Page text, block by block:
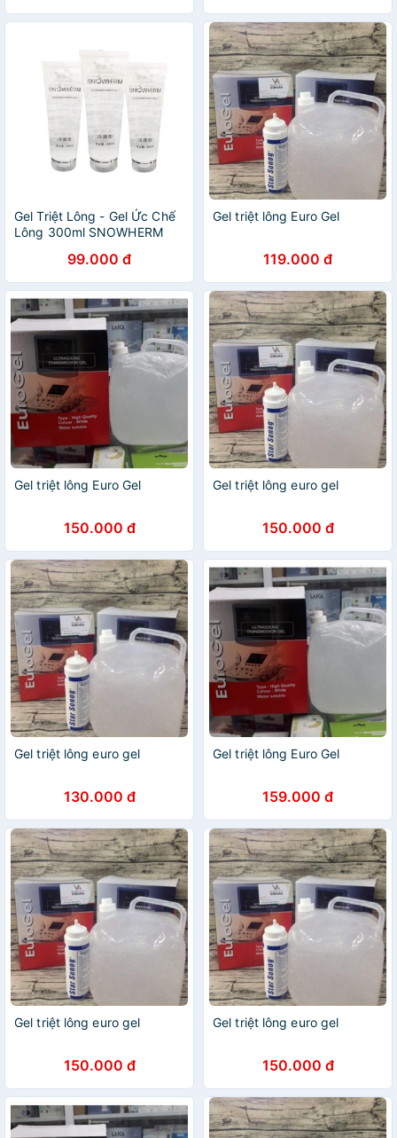
Gel Triệt Lông - Gel Ức Chế
Lông 300ml SNOWHERM
99.000 đ
Gel triệt lông Euro Gel
119.000 đ
Gel triệt lông Euro Gel
150.000 đ
Gel triệt lông euro gel
150.000 đ
Gel triệt lông euro gel
130.000 đ
Gel triệt lông Euro Gel
159.000 đ
Gel triệt lông euro gel
150.000 đ
Gel triệt lông euro gel
150.000 đ